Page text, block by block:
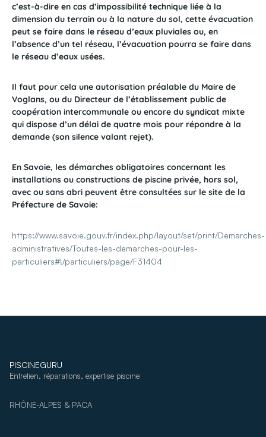
c’est-à-dire en cas d’impossibilité technique liée à la
dimension du terrain ou à la nature du sol, cette évacuation
peut se faire dans le réseau d’eaux pluviales ou, en
l’absence d’un tel réseau, l’évacuation pourra se faire dans
le réseau d’eaux usées.
Il faut pour cela une autorisation préalable du Maire de
Voglans, ou du Directeur de l’établissement public de
coopération intercommunale ou encore du syndicat mixte
qui dispose d’un délai de quatre mois pour répondre à la
demande (son silence valant rejet).
En Savoie, les démarches obligatoires concernant les
installations ou constructions de piscine privée, hors sol,
avec ou sans abri peuvent être consultées sur le site de la
Préfecture de Savoie:
https://www.savoie.gouv.fr/index.php/layout/set/print/Demarches-
administratives/Toutes-les-demarches-pour-les-
particuliers#!/particuliers/page/F31404
PISCINEGURU
Entretien, réparations, expertise piscine
RHÔNE-ALPES & PACA